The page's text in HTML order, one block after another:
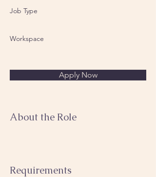
Job Type
Workspace
Apply Now
About the Role
Requirements